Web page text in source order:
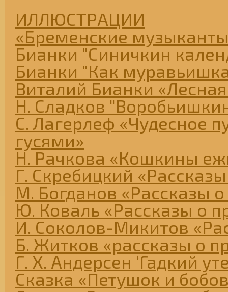
ИЛЛЮСТРАЦИИ
«Бременские
Бианки "Синичкин
Бианки "Как
Виталий Бианки «Лесная
Н. Сладков
С. Лагерлеф «Чудесное
гусями»
Н. Рачкова «Кошкины
Г. Скребицкий
М. Богданов «Рассказы
Ю. Коваль «Рассказы о
И. Соколов-Микитов
Б. Житков «рассказы о
Г. Х. Андерсен ‘Гадкий
Сказка «Петушок и